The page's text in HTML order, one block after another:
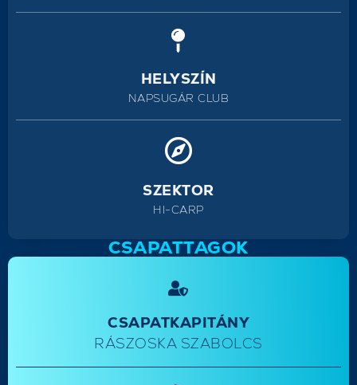
HELYSZÍN
NAPSUGÁR CLUB
SZEKTOR
HI-CARP
CSAPATTAGOK
CSAPATKAPITÁNY
RÁSZOSKA SZABOLCS